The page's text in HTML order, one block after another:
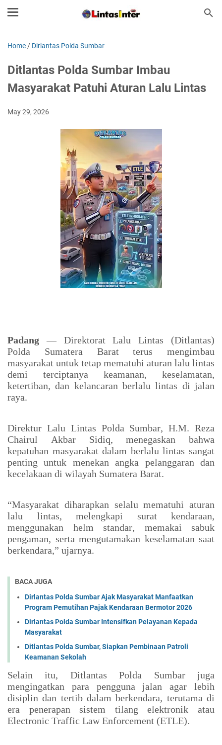
Home / Dirlantas Polda Sumbar
Ditlantas Polda Sumbar Imbau
Masyarakat Patuhi Aturan Lalu Lintas
May 29, 2026
Padang — Direktorat Lalu Lintas (Ditlantas)
Polda Sumatera Barat terus mengimbau
masyarakat untuk tetap mematuhi aturan lalu lintas
demi terciptanya keamanan, keselamatan,
ketertiban, dan kelancaran berlalu lintas di jalan
raya.
Direktur Lalu Lintas Polda Sumbar, H.M. Reza
Chairul Akbar Sidiq, menegaskan bahwa
kepatuhan masyarakat dalam berlalu lintas sangat
penting untuk menekan angka pelanggaran dan
kecelakaan di wilayah Sumatera Barat.
“Masyarakat diharapkan selalu mematuhi aturan
lalu lintas, melengkapi surat kendaraan,
menggunakan helm standar, memakai sabuk
pengaman, serta mengutamakan keselamatan saat
berkendara,” ujarnya.
BACA JUGA
Dirlantas Polda Sumbar Ajak Masyarakat Manfaatkan
Program Pemutihan Pajak Kendaraan Bermotor 2026
Dirlantas Polda Sumbar Intensifkan Pelayanan Kepada
Masyarakat
Ditlantas Polda Sumbar, Siapkan Pembinaan Patroli
Keamanan Sekolah
Selain itu, Ditlantas Polda Sumbar juga
mengingatkan para pengguna jalan agar lebih
disiplin dan tertib dalam berkendara, terutama di
era penerapan sistem tilang elektronik atau
Electronic Traffic Law Enforcement (ETLE).